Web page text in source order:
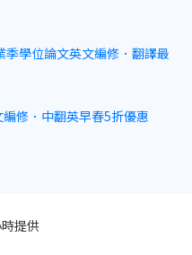
季學位論文英文編修．翻譯最
編修．中翻英早春5折優惠
提供